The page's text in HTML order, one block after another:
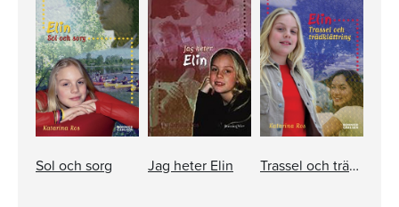
Sol och sorg Jag heter Elin Trassel och trädklättring